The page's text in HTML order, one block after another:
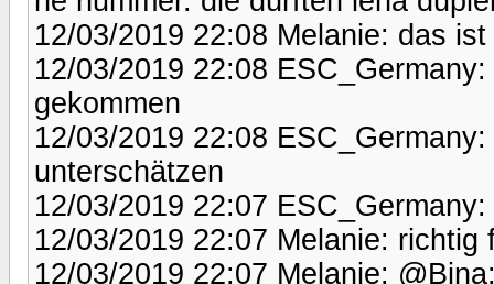
12/03/2019 22:08 Melanie: das
12/03/2019 22:08
gekommen
12/03/2019 22:08
unterschätzen
12/03/2019 22:07
12/03/2019 22:07 Melanie: richtig
12/03/2019 22:07 Melanie: